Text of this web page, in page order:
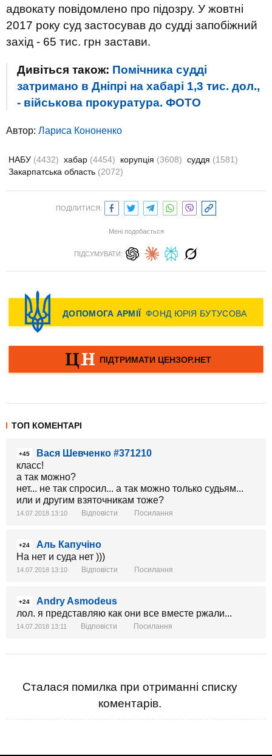
адвокату повідомлено про підозру. У жовтні
2017 року суд застосував до судді запобіжний
захід - 65 тис. грн застави.
Дивіться також: Помічника судді
затримано в Дніпрі на хабарі 1,3 тис. дол.,
- військова прокуратура. ФОТО
Автор: Лариса Кононенко
НАБУ (4432) хабар (4454) корупція (3608) суддя (1581)
Закарпатська область (2072)
ПОДІЛИТИСЯ:
Мені подобається
ПІДСУМУВАТИ:
ТОП КОМЕНТАРІ
+45
Вася Шевченко #371210
класс!
а так можно?
нет... не так спросил... а так можно только судьям...
или и другим взяточникам тоже?
14.07.2018 13:10 Відповісти Посилання
+24
Аль Капучіно
На нет и суда нет )))
14.07.2018 13:10 Відповісти Посилання
+24
Andry Asmodeus
лол. я представляю как они все вместе ржали...
14.07.2018 13:11 Відповісти Посилання
Сталася помилка при отриманні списку
коментарів.